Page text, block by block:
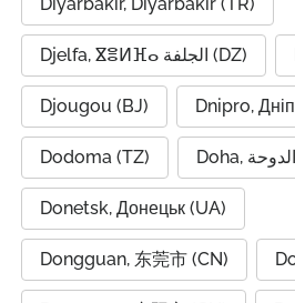
Djelfa, ⴵⴻⵍⴼⴰ الجلفة (DZ)
Djougou (BJ) Dnipro,
Dodoma (TZ)
Donetsk, Донецьк (UA)
Dongguan, 东莞市 (CN)